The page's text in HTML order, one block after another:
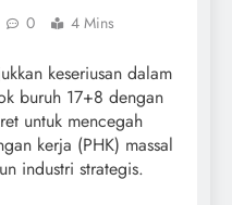
0 4 Mins
keseriusan dalam
buruh 17+8 dengan
untuk mencegah
kerja (PHK) massal
industri strategis.